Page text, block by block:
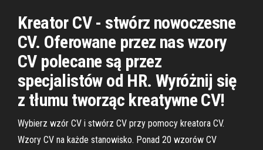
Kreator CV - stwórz nowoczesne
CV. Oferowane przez nas wzory
CV polecane są przez
specjalistów od HR. Wyróżnij się
z tłumu tworząc kreatywne CV!
Wybierz wzór CV i stwórz CV przy pomocy kreatora CV.
Wzory CV na każde stanowisko. Ponad 20 wzorów CV